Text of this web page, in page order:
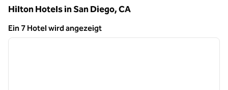
Hilton Hotels in San Diego,CA
Ein 7 Hotel wird angezeigt
Ein 7 Hotel wird angezeigt
1 von 12